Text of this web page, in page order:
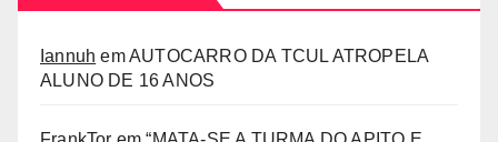
Iannuh emAUTOCARRO DA TCUL ATROPELA
ALUNO DE 16 ANOS